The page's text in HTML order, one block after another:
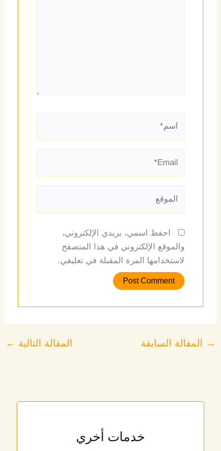
احفظ اسمي، بريدي الإلكتروني،
والموقع الإلكتروني في هذا المتصفح
لاستخدامها المرة المقبلة في تعليقي.
→ المقالة السابقة المقالة التالية ←
خدمات أخري